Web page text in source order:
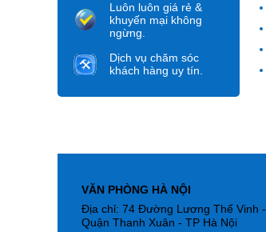
Luôn luôn giá rẻ &
khuyến mại không
ngừng.
Dịch vụ chăm sóc
khách hàng uy tín.
VĂN PHÒNG HÀ NỘI
Địa chỉ: 74 Đường Lương Thế Vinh -
Quận Thanh Xuân - TP Hà Nội